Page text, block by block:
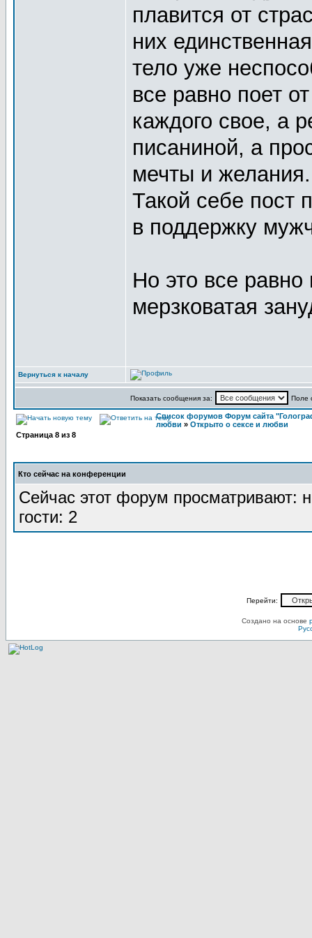
плавится от
них
тело уже
все равно поет
каждого свое, а
писаниной, а
мечты и
Такой себе пост
в поддержку
Но это все равно
мерзковатая
Вернуться к началу
Показать сообщения за: Поле
Список форумов Форум сайта
любви » Открыто о сексе и любви
Страница 8 из 8
Кто сейчас на конференции
Сейчас этот форум просматривают:
гости: 2
Перейти:
Создано на основе